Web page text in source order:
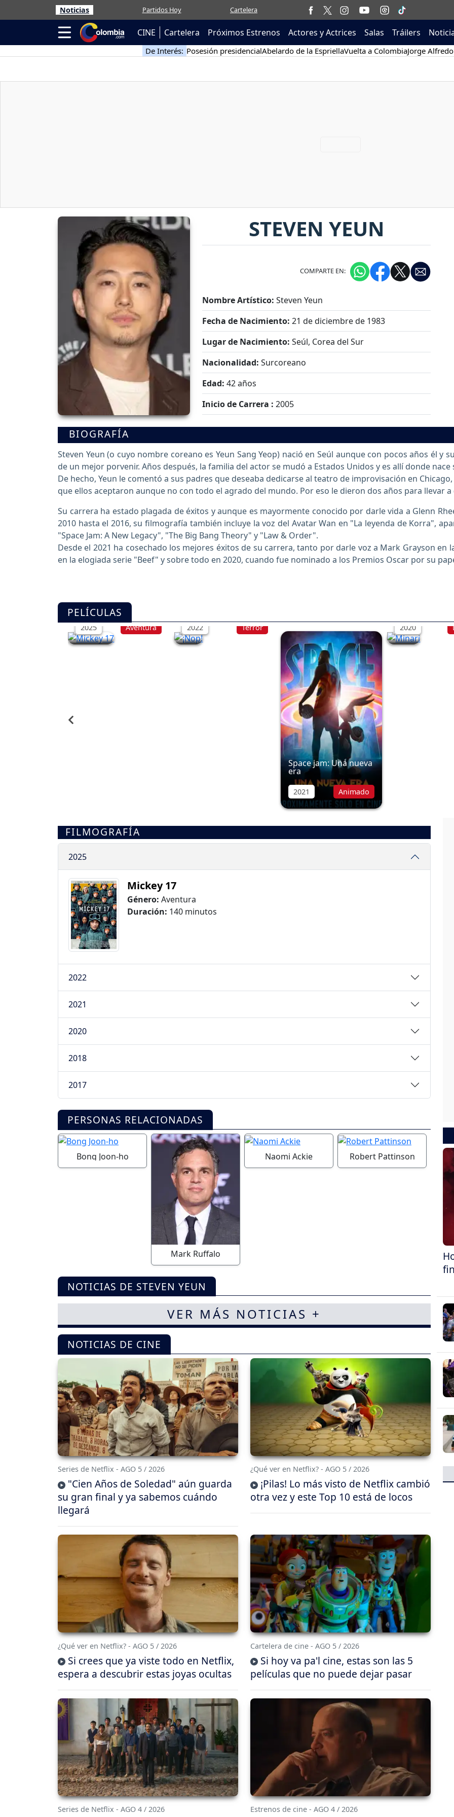
Noticias Partidos Hoy Cartelera
CINE Cartelera Próximos Estrenos Actores y Actrices Salas Tráilers
De Interés: Posesión presidencialAbelardo de la EspriellaVuelta a ColombiaJorge
STEVEN YEUN
COMPARTE EN:
Nombre Artístico: Steven Yeun
Fecha de Nacimiento: 21 de diciembre de 1983
Lugar de Nacimiento: Seúl, Corea del Sur
Nacionalidad: Surcoreano
Edad: 42 años
Inicio de Carrera : 2005
BIOGRAFÍA
Steven Yeun (o cuyo nombre coreano es Yeun Sang Yeop) nació en Seúl aunque con pocos años él y
de un mejor porvenir. Años después, la familia del actor se mudó a Estados Unidos y es allí donde
De hecho, Yeun le comentó a sus padres que deseaba dedicarse al teatro de improvisación en
que ellos aceptaron aunque no con todo el agrado del mundo. Por eso le dieron dos años para llevar a
Su carrera ha estado plagada de éxitos y aunque es mayormente conocido por darle vida a Glenn
2010 hasta el 2016, su filmografía también incluye la voz del Avatar Wan en "La leyenda de Korra",
"Space Jam: A New Legacy", "The Big Bang Theory" y "Law & Order".
Desde el 2021 ha cosechado los mejores éxitos de su carrera, tanto por darle voz a Mark Grayson en
en la elogiada serie "Beef" y sobre todo en 2020, cuando fue nominado a los Premios Oscar por su
PELÍCULAS
Mickey 17
2025 Aventura 2022 Terror
Space jam: Una nueva
era
2021 Animado
2020
FILMOGRAFÍA
2025
Mickey 17
Género: Aventura
Duración: 140 minutos
2022
2021
2020
2018
2017
PERSONAS RELACIONADAS
Bong Joon-ho
Mark Ruffalo
Naomi Ackie Robert Pattinson
NOTICIAS DE STEVEN YEUN
VER MÁS NOTICIAS +
NOTICIAS DE CINE
Series de Netflix - AGO 5 / 2026
"Cien Años de Soledad" aún guarda
su gran final y ya sabemos cuándo
llegará
¿Qué ver en Netflix? - AGO 5 / 2026
¡Pilas! Lo más visto de Netflix cambió
otra vez y este Top 10 está de locos
¿Qué ver en Netflix? - AGO 5 / 2026
Si crees que ya viste todo en Netflix,
espera a descubrir estas joyas ocultas
Cartelera de cine - AGO 5 / 2026
Si hoy va pa'l cine, estas son las 5
películas que no puede dejar pasar
Series de Netflix - AGO 4 / 2026 Estrenos de cine - AGO 4 / 2026